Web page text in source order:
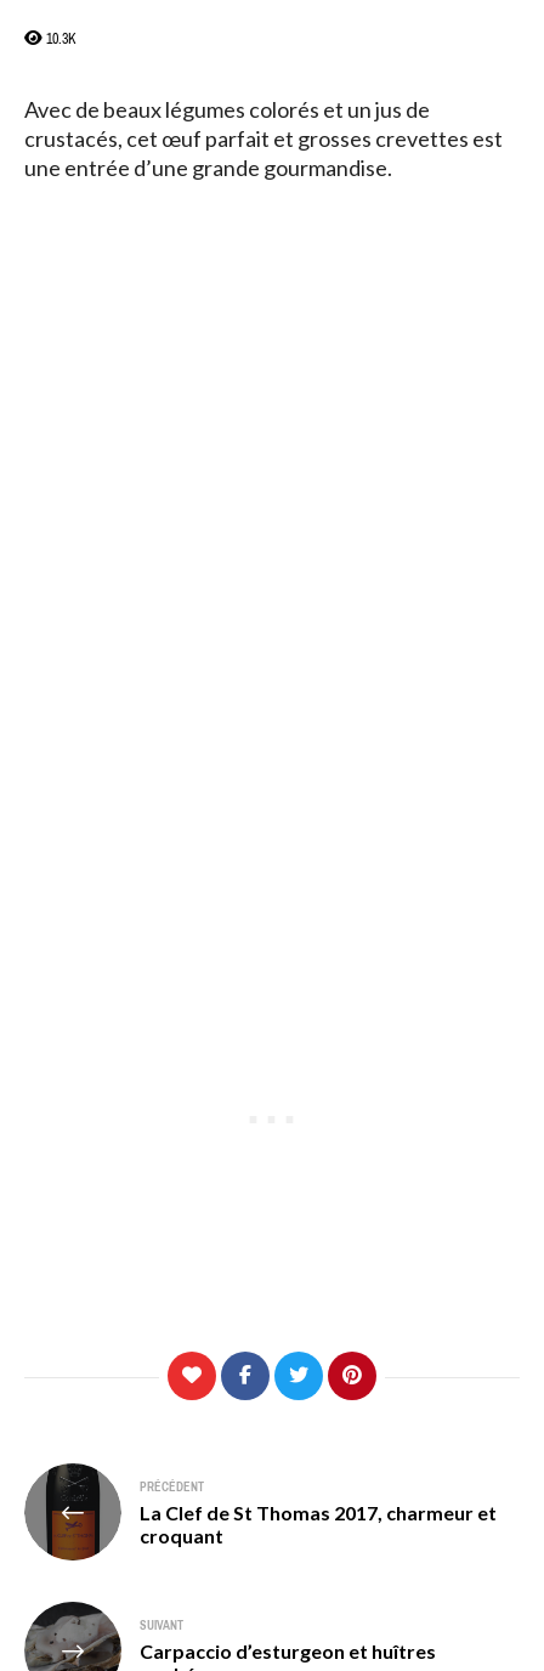
10.3K
Avec de beaux légumes colorés et un jus de
crustacés, cet œuf parfait et grosses crevettes est
une entrée d’une grande gourmandise.
Navigation
de
l’article
PRÉCÉDENT
La Clef de St Thomas 2017, charmeur et
croquant
SUIVANT
Carpaccio d’esturgeon et huîtres